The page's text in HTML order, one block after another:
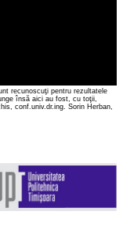
recunoscuţi pentru rezultatele
însă aici au fost, cu toţii,
conf.univ.dr.ing. Sorin Herban,